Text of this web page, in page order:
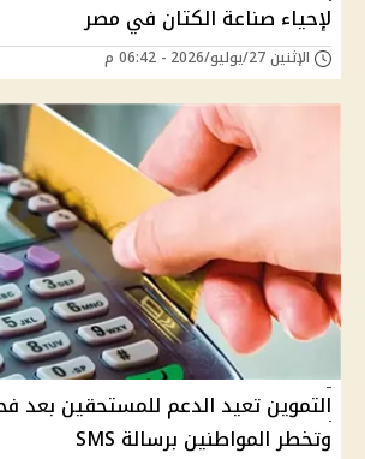
لإحياء صناعة الكتان في مصر
الإثنين 27/يوليو/2026 - 06:42 م
التموين تعيد الدعم للمستحقين بعد
وتخطر المواطنين برسالة SMS